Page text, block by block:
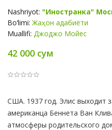
Nashriyot: "Иностранка"
Bo‘limi: Жаҳон адабиёти
Muallifi: Джоджо Мойес
42 000 сум
Product
Summery
США. 1937 год. Элис выходит
американца Беннета Ван
атмосферы родительского